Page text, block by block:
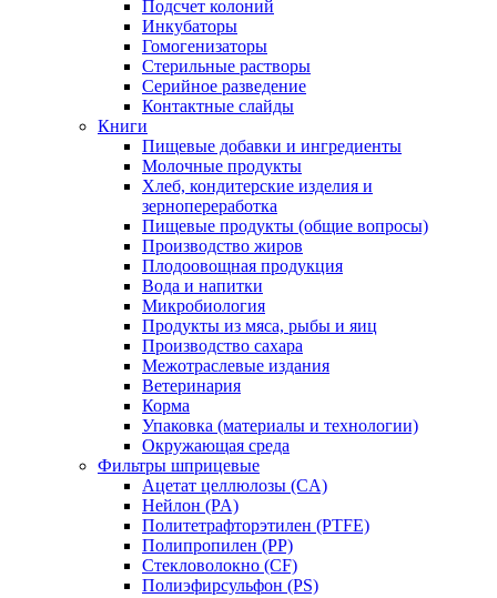
Подсчет колоний
Инкубаторы
Гомогенизаторы
Стерильные растворы
Серийное разведение
Контактные слайды
Книги
Пищевые добавки и ингредиенты
Молочные продукты
Хлеб, кондитерские изделия и
зернопереработка
Пищевые продукты (общие вопросы)
Производство жиров
Плодоовощная продукция
Вода и напитки
Микробиология
Продукты из мяса, рыбы и яиц
Производство сахара
Межотраслевые издания
Ветеринария
Корма
Упаковка (материалы и технологии)
Окружающая среда
Фильтры шприцевые
Ацетат целлюлозы (CA)
Нейлон (PA)
Политетрафторэтилен (PTFE)
Полипропилен (PP)
Стекловолокно (CF)
Полиэфирсульфон (PS)